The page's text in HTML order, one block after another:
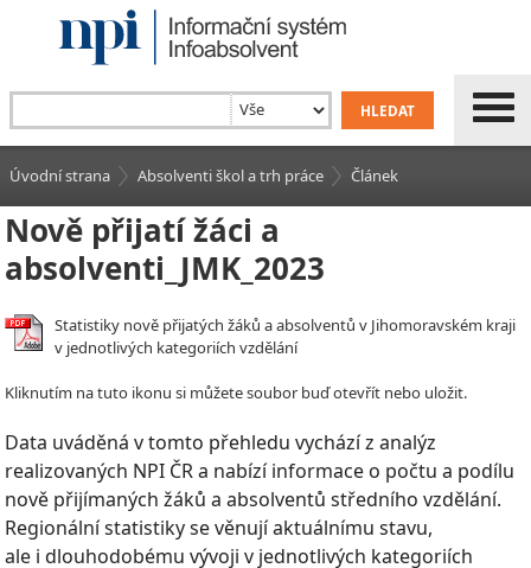
Úvodní strana Absolventi škol a trh práce Článek
Nově přijatí žáci a
absolventi_JMK_2023
Statistiky nově přijatých žáků a absolventů v Jihomoravském kraji
v jednotlivých kategoriích vzdělání
Kliknutím na tuto ikonu si můžete soubor buď otevřít nebo uložit.
Data uváděná v tomto přehledu vychází z analýz
realizovaných NPI ČR a nabízí informace o počtu a podílu
nově přijímaných žáků a absolventů středního vzdělání.
Regionální statistiky se věnují aktuálnímu stavu,
ale i dlouhodobému vývoji v jednotlivých kategoriích